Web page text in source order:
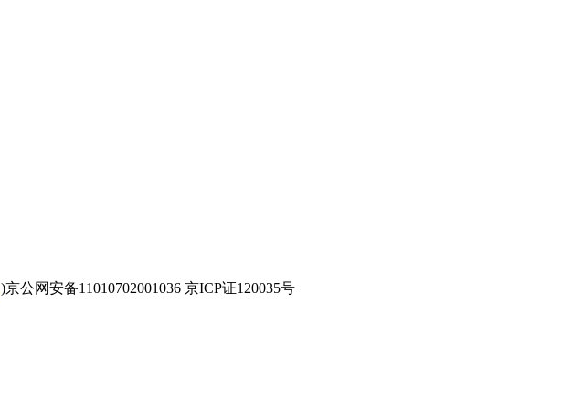
)京公网安备11010702001036 京ICP证120035号